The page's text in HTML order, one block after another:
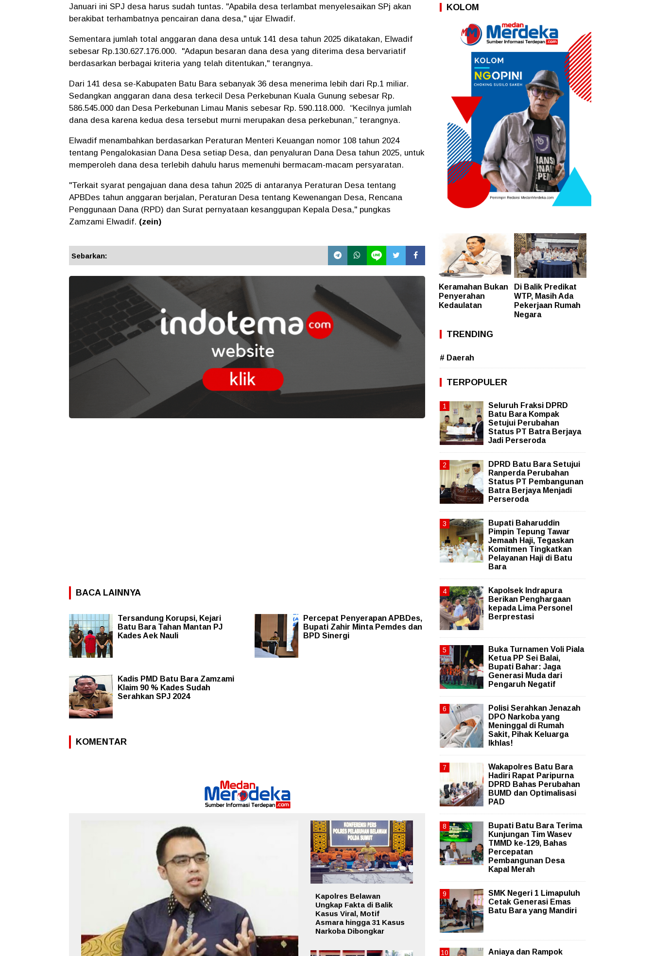
Januari ini SPJ desa harus sudah tuntas. "Apabila desa terlambat menyelesaikan SPj akan
berakibat terhambatnya pencairan dana desa," ujar Elwadif.
Sementara jumlah total anggaran dana desa untuk 141 desa tahun 2025 dikatakan, Elwadif
sebesar Rp.130.627.176.000. "Adapun besaran dana desa yang diterima desa bervariatif
berdasarkan berbagai kriteria yang telah ditentukan," terangnya.
Dari 141 desa se-Kabupaten Batu Bara sebanyak 36 desa menerima lebih dari Rp.1 miliar.
Sedangkan anggaran dana desa terkecil Desa Perkebunan Kuala Gunung sebesar Rp.
586.545.000 dan Desa Perkebunan Limau Manis sebesar Rp. 590.118.000. “Kecilnya jumlah
dana desa karena kedua desa tersebut murni merupakan desa perkebunan,” terangnya.
Elwadif menambahkan berdasarkan Peraturan Menteri Keuangan nomor 108 tahun 2024
tentang Pengalokasian Dana Desa setiap Desa, dan penyaluran Dana Desa tahun 2025, untuk
memperoleh dana desa terlebih dahulu harus memenuhi bermacam-macam persyaratan.
"Terkait syarat pengajuan dana desa tahun 2025 di antaranya Peraturan Desa tentang
APBDes tahun anggaran berjalan, Peraturan Desa tentang Kewenangan Desa, Rencana
Penggunaan Dana (RPD) dan Surat pernyataan kesanggupan Kepala Desa," pungkas
Zamzami Elwadif. (zein)
Sebarkan:
BACA LAINNYA
Tersandung Korupsi, Kejari
Batu Bara Tahan Mantan PJ
Kades Aek Nauli
Percepat Penyerapan APBDes,
Bupati Zahir Minta Pemdes dan
BPD Sinergi
Kadis PMD Batu Bara Zamzami
Klaim 90 % Kades Sudah
Serahkan SPJ 2024
KOMENTAR
Kapolres Belawan
Ungkap Fakta di Balik
Kasus Viral, Motif
Asmara hingga 31 Kasus
Narkoba Dibongkar
KOLOM
Keramahan Bukan
Penyerahan
Kedaulatan
Di Balik Predikat
WTP, Masih Ada
Pekerjaan Rumah
Negara
TRENDING
# Daerah
TERPOPULER
Seluruh Fraksi DPRD
Batu Bara Kompak
Setujui Perubahan
Status PT Batra Berjaya
Jadi Perseroda
DPRD Batu Bara Setujui
Ranperda Perubahan
Status PT Pembangunan
Batra Berjaya Menjadi
Perseroda
Bupati Baharuddin
Pimpin Tepung Tawar
Jemaah Haji, Tegaskan
Komitmen Tingkatkan
Pelayanan Haji di Batu
Bara
Kapolsek Indrapura
Berikan Penghargaan
kepada Lima Personel
Berprestasi
Buka Turnamen Voli Piala
Ketua PP Sei Balai,
Bupati Bahar: Jaga
Generasi Muda dari
Pengaruh Negatif
Polisi Serahkan Jenazah
DPO Narkoba yang
Meninggal di Rumah
Sakit, Pihak Keluarga
Ikhlas!
Wakapolres Batu Bara
Hadiri Rapat Paripurna
DPRD Bahas Perubahan
BUMD dan Optimalisasi
PAD
Bupati Batu Bara Terima
Kunjungan Tim Wasev
TMMD ke-129, Bahas
Percepatan
Pembangunan Desa
Kapal Merah
SMK Negeri 1 Limapuluh
Cetak Generasi Emas
Batu Bara yang Mandiri
Aniaya dan Rampok